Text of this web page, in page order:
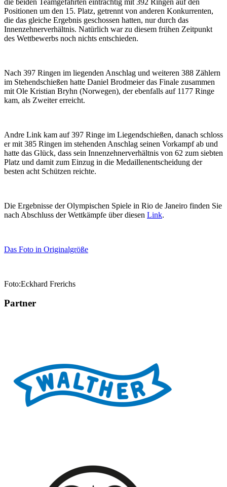
Positionen um den 15. Platz, getrennt von anderen Konkurrenten,
die das gleiche Ergebnis geschossen hatten, nur durch das
Innenzehnerverhältnis. Natürlich war zu diesem frühen Zeitpunkt
des Wettbewerbs noch nichts entschieden.
Nach 397 Ringen im liegenden Anschlag und weiteren 388 Zählern
im Stehendschießen hatte Daniel Brodmeier das Finale zusammen
mit Ole Kristian Bryhn (Norwegen), der ebenfalls auf 1177 Ringe
kam, als Zweiter erreicht.
Andre Link kam auf 397 Ringe im Liegendschießen, danach schloss
er mit 385 Ringen im stehenden Anschlag seinen Vorkampf ab und
hatte das Glück, dass sein Innenzehnerverhältnis von 62 zum siebten
Platz und damit zum Einzug in die Medaillenentscheidung der
besten acht Schützen reichte.
Die Ergebnisse der Olympischen Spiele in Rio de Janeiro finden Sie
nach Abschluss der Wettkämpfe über diesen Link.
Das Foto in Originalgröße
Foto:Eckhard Frerichs
Partner